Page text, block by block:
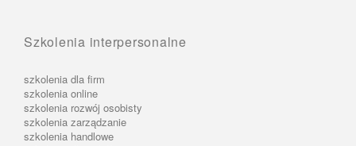
Szkolenia interpersonalne
szkolenia dla firm
szkolenia online
szkolenia rozwój osobisty
szkolenia zarządzanie
szkolenia handlowe